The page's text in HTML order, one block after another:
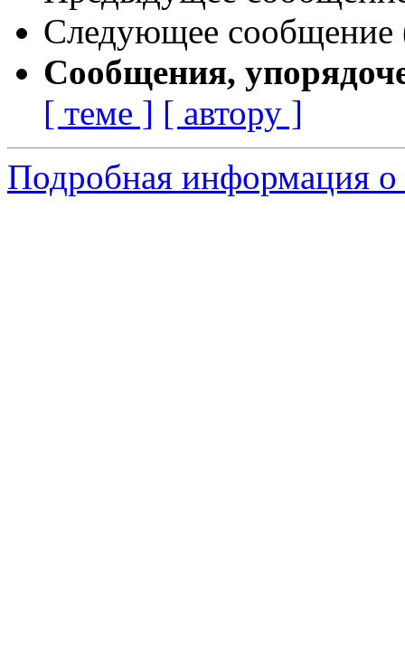
Следующее сообщение
Сообщения,
[ теме ] [ автору ]
Подробная информация